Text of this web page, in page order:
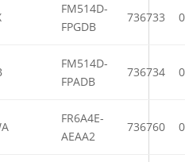
FM514D-
FPGDB
736733
FM514D-
FPADB
736734
FR6A4E-
AEAA2
736760